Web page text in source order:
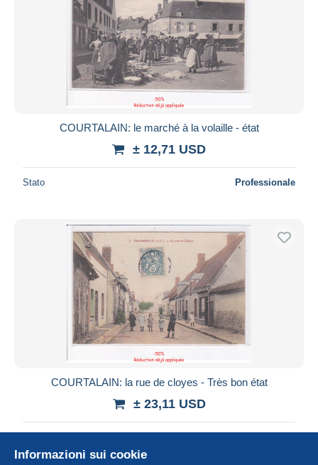
COURTALAIN: le marché à la volaille - état
± 12,71 USD
Stato Professionale
COURTALAIN: la rue de cloyes - Très bon état
± 23,11 USD
Informazioni sui cookie